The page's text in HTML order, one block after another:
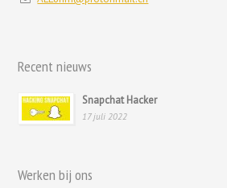
Recent nieuws
Snapchat Hacker
17 juli 2022
Werken bij ons